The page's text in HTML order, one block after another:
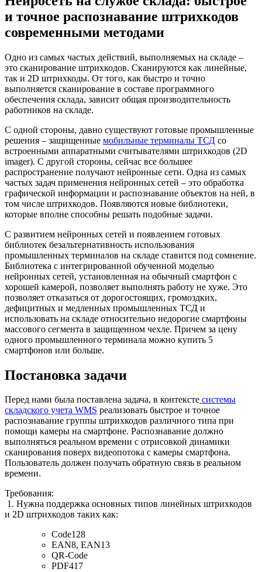
и точное распознавание штрихкодов
современными методами
Одно из самых частых действий, выполняемых на складе –
это сканирование штрихкодов. Сканируются как линейные,
так и 2D штрихкоды. От того, как быстро и точно
выполняется сканирование в составе программного
обеспечения склада, зависит общая производительность
работников на складе.
С одной стороны, давно существуют готовые промышленные
решения – защищенные мобильные терминалы ТСД со
встроенными аппаратными считывателями штрихкодов (2D
imager). С другой стороны, сейчас все большее
распространение получают нейронные сети. Одна из самых
частых задач применения нейронных сетей – это обработка
графической информации и распознавание объектов на ней, в
том числе штрихкодов. Появляются новые библиотеки,
которые вполне способны решать подобные задачи.
С развитием нейронных сетей и появлением готовых
библиотек безальтернативность использования
промышленных терминалов на складе ставится под сомнение.
Библиотека с интегрированной обученной моделью
нейронных сетей, установленная на обычный смартфон с
хорошей камерой, позволяет выполнять работу не хуже. Это
позволяет отказаться от дорогостоящих, громоздких,
дефицитных и медленных промышленных ТСД и
использовать на складе относительно недорогие смартфоны
массового сегмента в защищенном чехле. Причем за цену
одного промышленного терминала можно купить 5
смартфонов или больше.
Постановка задачи
Перед нами была поставлена задача, в контексте системы
складского учета WMS реализовать быстрое и точное
распознавание группы штрихкодов различного типа при
помощи камеры на смартфоне. Распознавание должно
выполняться реальном времени с отрисовкой динамики
сканирования поверх видеопотока с камеры смартфона.
Пользователь должен получать обратную связь в реальном
времени.
Требования:
1. Нужна поддержка основных типов линейных штрихкодов
и 2D штрихкодов таких как:
Code128
EAN8, EAN13
QR-Code
PDF417